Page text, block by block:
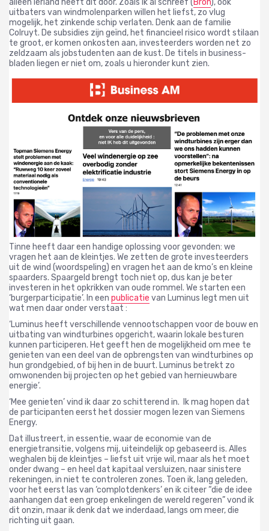
uitbaters van windmolenparken willen het liefst, zo vlug
mogelijk, het zinkende schip verlaten. Denk aan de familie
Colruyt. De subsidies zijn geïnd, het financieel risico wordt stilaan
te groot, er komen onkosten aan, investeerders worden net zo
zeldzaam als jobstudenten aan de kust. De titels in business-
bladen liegen er niet om, zoals u hieronder kunt zien.
Tinne heeft daar een handige oplossing voor gevonden: we
vragen het aan de kleintjes. We zetten de grote investeerders
uit de wind (woordspeling) en vragen het aan de kmo’s en kleine
spaarders. Spaargeld brengt toch niet op, dus kan je beter
investeren in het opkrikken van oude rommel. We starten een
‘burgerparticipatie’. In een publicatie van Luminus legt men uit
wat men daar onder verstaat :
‘Luminus heeft verschillende vennootschappen voor de bouw en
uitbating van windturbines opgericht, waarin lokale besturen
kunnen participeren. Het geeft hen de mogelijkheid om mee te
genieten van een deel van de opbrengsten van windturbines op
hun grondgebied, of bij hen in de buurt. Luminus betrekt zo
omwonenden bij projecten op het gebied van hernieuwbare
energie’.
‘Mee genieten’ vind ik daar zo schitterend in.
Ik mag hopen dat
de participanten eerst het dossier mogen lezen van Siemens
Energy.
Dat illustreert, in essentie, waar de economie van de
energietransitie, volgens mij, uiteindelijk op gebaseerd is. Alles
weghalen bij de kleintjes – liefst uit vrije wil, maar als het moet
onder dwang – en heel dat kapitaal versluizen, naar sinistere
rekeningen, in niet te controleren zones. Toen ik, lang geleden,
voor het eerst las van ‘complotdenkers’ en ik citeer “die de idee
aanhangen dat een groep enkelingen de wereld regeren” vond ik
dit onzin, maar ik denk dat we inderdaad, langs om meer, die
richting uit gaan.